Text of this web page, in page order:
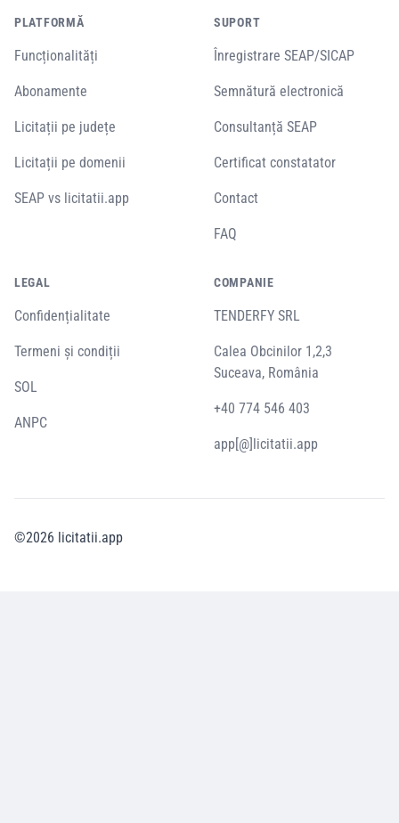
PLATFORMĂ
Funcționalități
Abonamente
Licitații pe județe
Licitații pe domenii
SEAP vs licitatii.app
SUPORT
Înregistrare SEAP/SICAP
Semnătură electronică
Consultanță SEAP
Certificat constatator
Contact
FAQ
LEGAL
Confidențialitate
Termeni și condiții
SOL
ANPC
COMPANIE
TENDERFY SRL
Calea Obcinilor 1,2,3
Suceava, România
+40 774 546 403
app[@]licitatii.app
©2026 licitatii.app